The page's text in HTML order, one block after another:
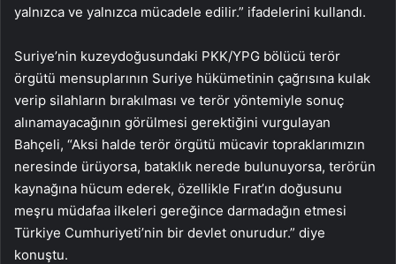
yalnızca ve yalnızca mücadele edilir.” ifadelerini kullandı.
Suriye’nin kuzeydoğusundaki PKK/YPG bölücü terör
örgütü mensuplarının Suriye hükümetinin çağrısına kulak
verip silahların bırakılması ve terör yöntemiyle sonuç
alınamayacağının görülmesi gerektiğini vurgulayan
Bahçeli, “Aksi halde terör örgütü mücavir topraklarımızın
neresinde ürüyorsa, bataklık nerede bulunuyorsa, terörün
kaynağına hücum ederek, özellikle Fırat’ın doğusunu
meşru müdafaa ilkeleri gereğince darmadağın etmesi
Türkiye Cumhuriyeti’nin bir devlet onurudur.” diye
konuştu.